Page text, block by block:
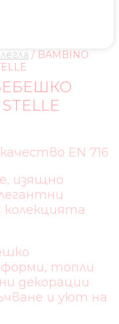
/ BAMBINO
EN 716
изящно
форми, топли
декорации
и уют на